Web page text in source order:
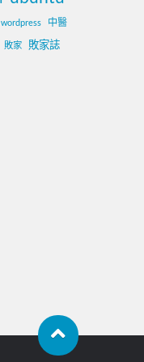
wordpress 中醫
敗家 敗家誌